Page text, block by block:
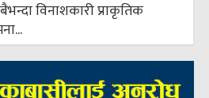
विनाशकारी प्राकृतिक